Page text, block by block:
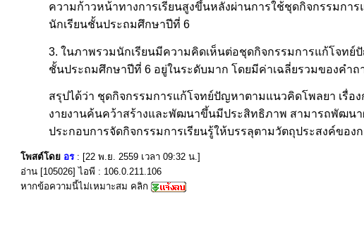
ความก้าวหน้าทางการเรียนสูงขึ้นหลังผ่านการใช้ชุดกิจกรรมก
นักเรียนชั้นประถมศึกษาปีที่ 6
3. ในภาพรวมนักเรียนมีความคิดเห็นต่อชุดกิจกรรมการแก้โจท
ชั้นประถมศึกษาปีที่ 6 อยู่ในระดับมาก โดยมีค่าเฉลี่ยรวมของคำถ
สรุปได้ว่า ชุดกิจกรรมการแก้โจทย์ปัญหาตามแนวคิดโพลยา เรื่
งายงานค้นคว้าสร้างและพัฒนาขึ้นมีประสิทธิภาพ สามารถพัฒนา
ประกอบการจัดกิจกรรมการเรียนรู้ให้บรรลุตามวัตถุประสงค์ของก
โพสต์โดย อร : [22 พ.ย. 2559 เวลา 09:32 น.]
อ่าน [105026] ไอพี : 106.0.211.106
หากข้อความนี้ไม่เหมาะสม คลิก